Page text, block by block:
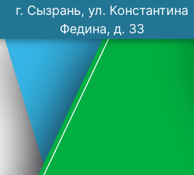
г. Сызрань, ул. Константина
Федина, д. 33